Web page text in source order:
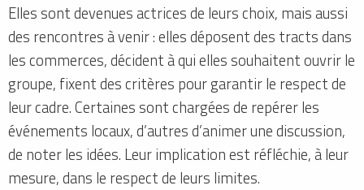
Elles sont devenues actrices de leurs choix, mais aussi
des rencontres à venir : elles déposent des tracts dans
les commerces, décident à qui elles souhaitent ouvrir le
groupe, fixent des critères pour garantir le respect de
leur cadre. Certaines sont chargées de repérer les
événements locaux, d’autres d’animer une discussion,
de noter les idées. Leur implication est réfléchie, à leur
mesure, dans le respect de leurs limites.